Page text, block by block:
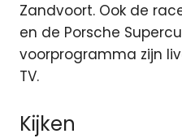
Zandvoort. Ook de
en de Porsche
voorprogramma zijn
TV.
Kijken